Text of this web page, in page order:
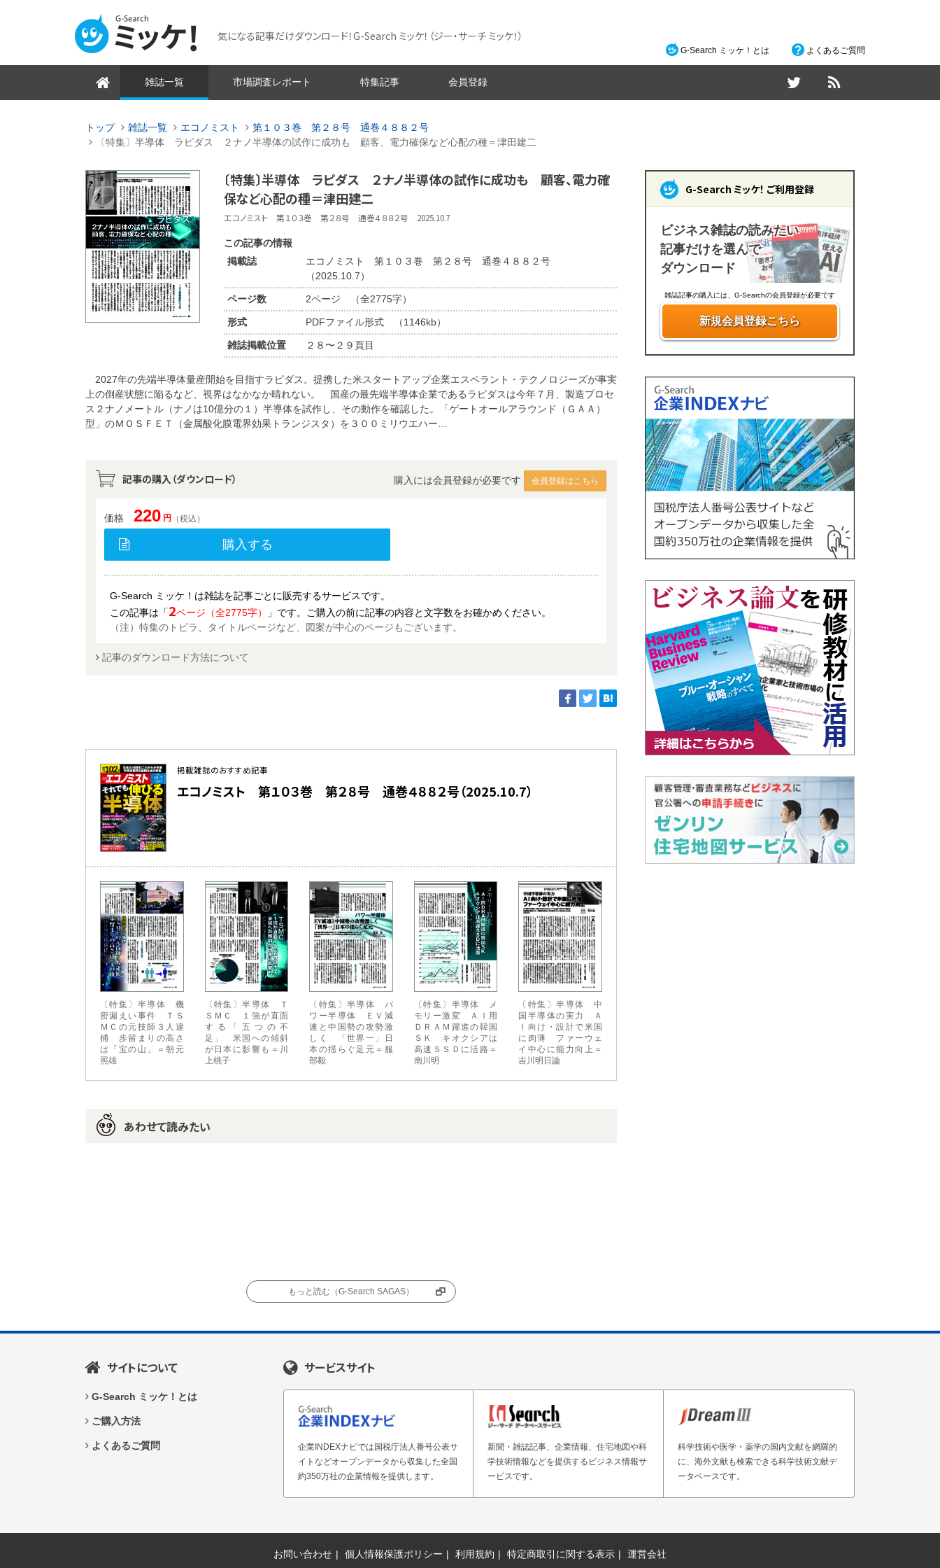
気になる記事だけダウンロード！G-Search ミッケ！ （ジー・サーチ ミッケ！）
G-Search ミッケ！とは よくあるご質問
雑誌一覧 市場調査レポート 特集記事 会員登録
トップ 雑誌一覧 エコノミスト
第１０３巻 第２８号 通巻４８８２号
〔特集〕半導体 ラピダス ２ナノ半導体の試作に成功も 顧客、電力確保など心配の種＝津田建二
〔特集〕半導体 ラピダス ２ナノ半導体の試作に成功も 顧客、電力確
保など心配の種＝津田建二
エコノミスト 第１０３巻 第２８号 通巻４８８２号 2025.10.7
この記事の情報
掲載誌
エコノミスト 第１０３巻 第２８号 通巻４８８２号
（2025.10.7）
ページ数 2ページ （全2775字）
形式 PDFファイル形式 （1146kb）
雑誌掲載位置 ２８〜２９頁目
2027年の先端半導体量産開始を目指すラピダス。提携した米スタートアップ企業エスペラント・テクノロジーズが事実
上の倒産状態に陥るなど、視界はなかなか晴れない。 国産の最先端半導体企業であるラピダスは今年７月、製造プロセ
ス２ナノメートル（ナノは10億分の１）半導体を試作し、その動作を確認した。「ゲートオールアラウンド（ＧＡＡ）
型」のＭＯＳＦＥＴ（金属酸化膜電界効果トランジスタ）を３００ミリウエハー…
記事の購入（ダウンロード） 購入には会員登録が必要です 会員登録はこちら
価格 220 円 （税込）
購入する
G-Search ミッケ！は雑誌を記事ごとに販売するサービスです。
この記事は「2ページ（全2775字）
」です。ご購入の前に記事の内容と文字数をお確かめください。
（注）特集のトビラ、タイトルページなど、図案が中心のページもございます。
記事のダウンロード方法について
掲載雑誌のおすすめ記事
エコノミスト 第１０３巻 第２８号 通巻４８８２号（2025.10.7）
〔特集〕半導体 機
密漏えい事件 ＴＳ
ＭＣの元技師３人逮
捕 歩留まりの高さ
は「宝の山」＝朝元
照雄
〔特集〕半導体 Ｔ
ＳＭＣ １強が直面
する「五つの不
足」 米国への傾斜
が日本に影響も＝川
上桃子
〔特集〕半導体 パ
ワー半導体 ＥＶ減
速と中国勢の攻勢激
しく 「世界一」日
本の揺らぐ足元＝服
部毅
〔特集〕半導体 メ
モリー激変 ＡＩ用
ＤＲＡＭ躍進の韓国
ＳＫ キオクシアは
高速ＳＳＤに活路＝
南川明
〔特集〕半導体 中
国半導体の実力 Ａ
Ｉ向け・設計で米国
に肉薄 ファーウェ
イ中心に能力向上＝
吉川明日論
あわせて読みたい
もっと読む（G-Search SAGAS）
G-Search ミッケ！ ご利用登録
ビジネス雑誌の読みたい
記事だけを選んで
ダウンロード
雑誌記事の購入には、G-Searchの会員登録が必要です
新規会員登録こちら
サイトについて
G-Search ミッケ！とは
ご購入方法
よくあるご質問
サービスサイト
企業INDEXナビでは国税庁法人番号公表サ
イトなどオープンデータから収集した全国
約350万社の企業情報を提供します。
新聞・雑誌記事、企業情報、住宅地図や科
学技術情報などを提供するビジネス情報サ
ービスです。
科学技術や医学・薬学の国内文献を網羅的
に、海外文献も検索できる科学技術文献デ
ータベースです。
お問い合わせ 個人情報保護ポリシー 利用規約 特定商取引に関する表示 運営会社